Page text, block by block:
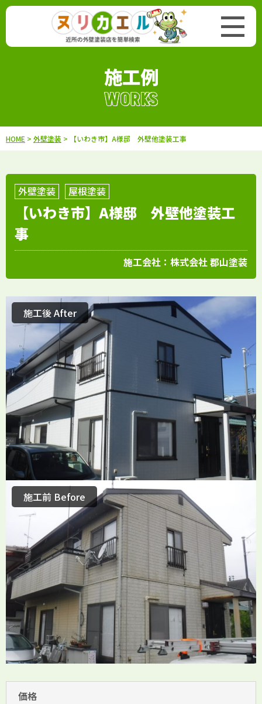
施工例
WORKS
HOME > 外壁塗装 > 【いわき市】A様邸 外壁他塗装工事
外壁塗装 屋根塗装
【いわき市】A様邸 外壁他塗装工
事
施工会社： 株式会社 郡山塗装
施工前 Before
施工後 After
価格